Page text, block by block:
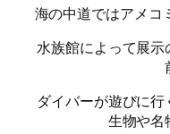
海の中道ではアメコ
水族館によって展示
ダイバーが遊びに
生物や名